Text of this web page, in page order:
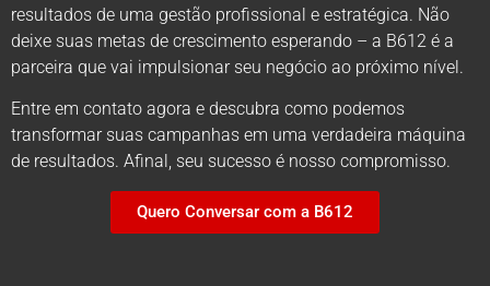
resultados de uma gestão profissional e estratégica. Não
deixe suas metas de crescimento esperando – a B612 é a
parceira que vai impulsionar seu negócio ao próximo nível.
Entre em contato agora e descubra como podemos
transformar suas campanhas em uma verdadeira máquina
de resultados. Afinal, seu sucesso é nosso compromisso.
Quero Conversar com a B612